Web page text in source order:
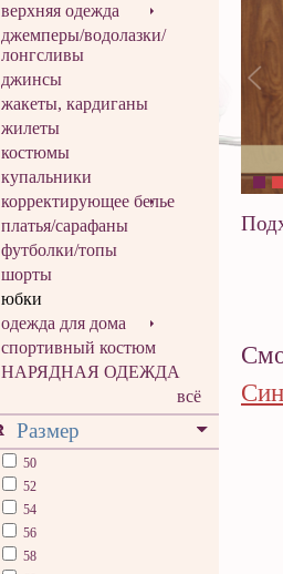
верхняя одежда
джемперы/водолазки/
лонгсливы
джинсы
жакеты, кардиганы
жилеты
костюмы
купальники
корректирующее белье
платья/сарафаны
футболки/топы
шорты
юбки
одежда для дома
спортивный костюм
НАРЯДНАЯ ОДЕЖДА
всё
Размер
50
52
54
56
58